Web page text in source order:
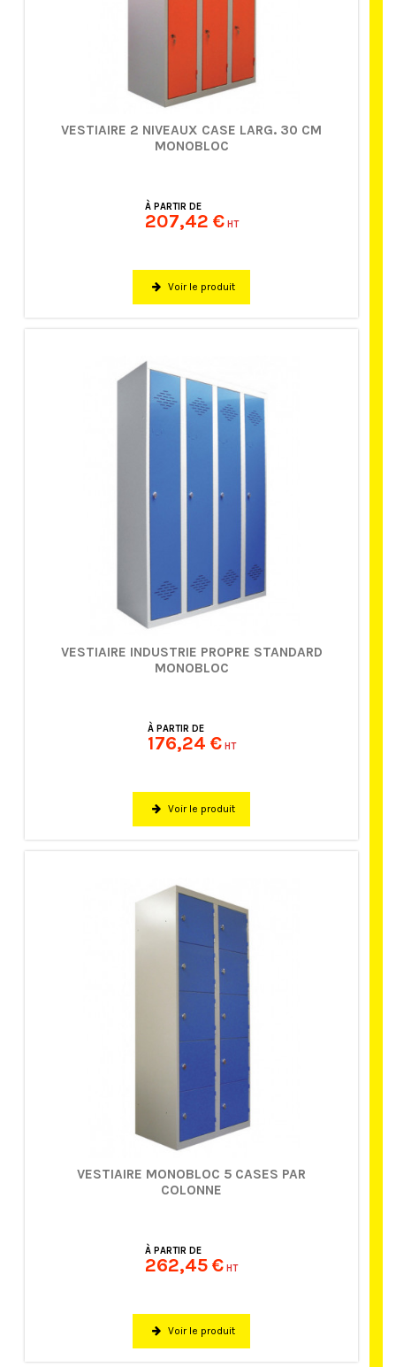
VESTIAIRE 2 NIVEAUX CASE LARG. 30 CM
MONOBLOC
À PARTIR DE
207,42 € HT
Voir le produit
VESTIAIRE INDUSTRIE PROPRE STANDARD
MONOBLOC
À PARTIR DE
176,24 € HT
Voir le produit
VESTIAIRE MONOBLOC 5 CASES PAR
COLONNE
À PARTIR DE
262,45 € HT
Voir le produit